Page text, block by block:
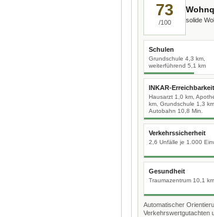
73
/100 solide
Schulen
Grundschule 4,3 km,
weiterführend 5,1 km
INKAR-Erreichbarkeit
Hausarzt 1,0 km,
km, Grundschule 1,3 km,
Autobahn 10,8 Min.
Verkehrssicherheit
2,6 Unfälle je 1.000
Gesundheit
Traumazentrum 10,1 km
Automatischer
Verkehrswertgutachten